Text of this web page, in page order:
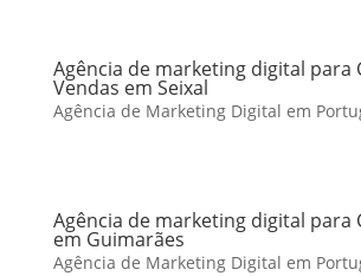
Agência de marketing digital para
Vendas em Seixal
Agência de Marketing Digital em
Agência de marketing digital para
em Guimarães
Agência de Marketing Digital em